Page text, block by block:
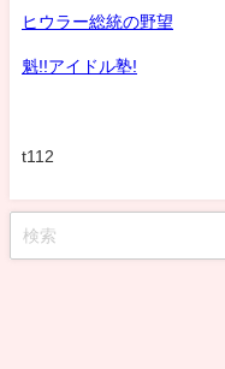
ヒウラー総統の野望
魁!!アイドル塾!
t112